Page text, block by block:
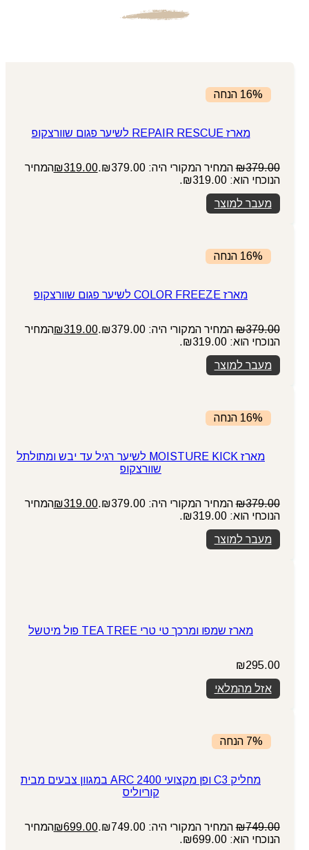
16% הנחה
מארז REPAIR RESCUE לשיער פגום שוורצקופ
₪379.00 המחיר המקורי היה: ₪379.00. ₪319.00
המחיר
הנוכחי הוא: ₪319.00.
מעבר למוצר
16% הנחה
מארז COLOR FREEZE לשיער פגום שוורצקופ
₪379.00 המחיר המקורי היה: ₪379.00. ₪319.00
המחיר
הנוכחי הוא: ₪319.00.
מעבר למוצר
16% הנחה
מארז MOISTURE KICK לשיער רגיל עד יבש ומתולתל
שוורצקופ
₪379.00 המחיר המקורי היה: ₪379.00. ₪319.00
המחיר
הנוכחי הוא: ₪319.00.
מעבר למוצר
מארז שמפו ומרכך טי טרי TEA TREE פול מיטשל
₪295.00
אזל מהמלאי
7% הנחה
מחליק C3 ופן מקצועי ARC 2400 במגוון צבעים מבית
קוריוליס
₪749.00 המחיר המקורי היה: ₪749.00. ₪699.00
המחיר
הנוכחי הוא: ₪699.00.